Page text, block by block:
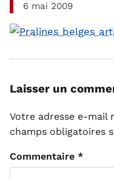
6 mai 2009
Laisser un
Votre adresse e-mail
champs obligatoires
Commentaire *